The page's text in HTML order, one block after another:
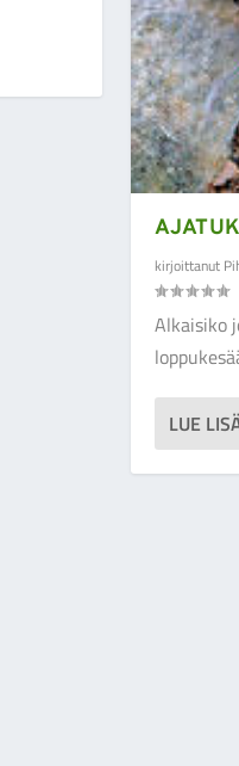
kirjoittanut
Alkaisiko
LUE